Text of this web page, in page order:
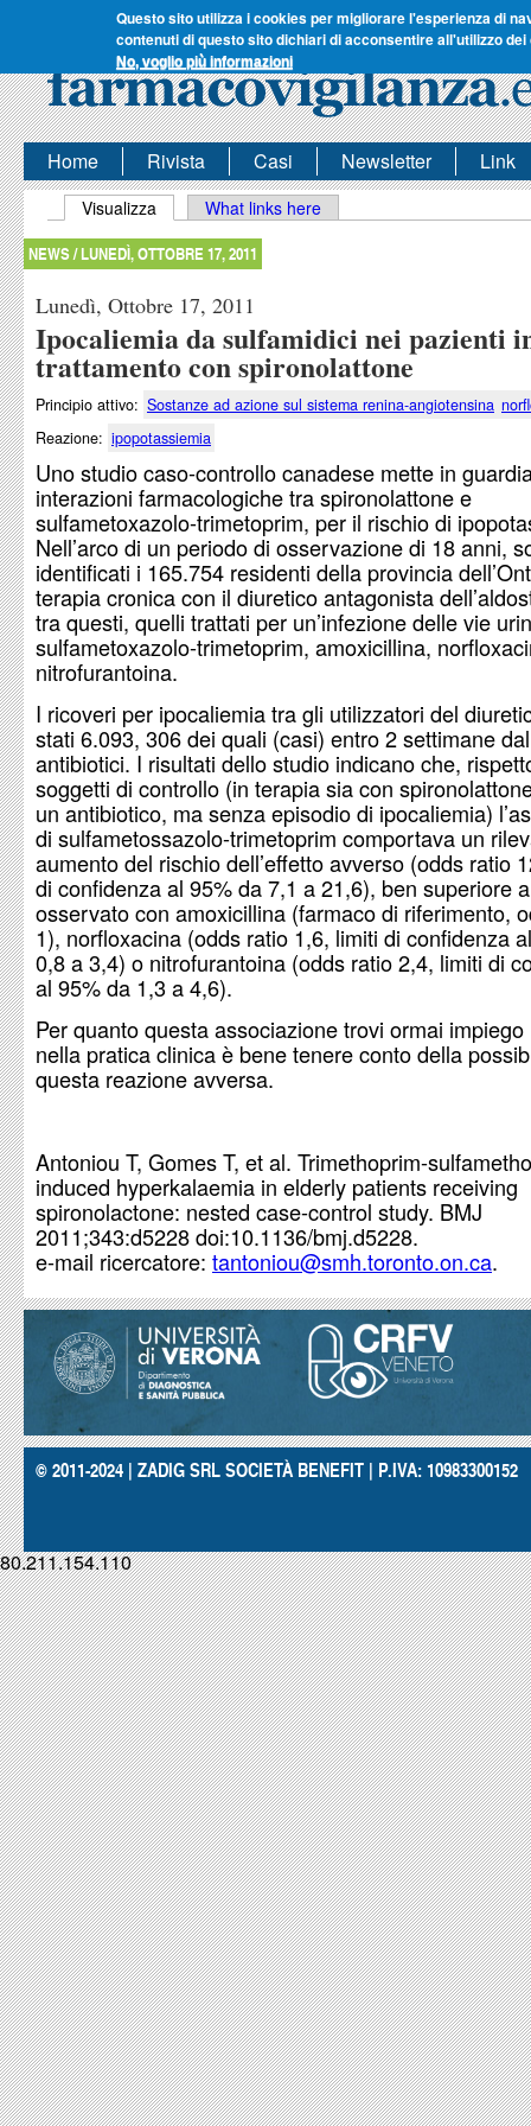
Questo sito utilizza i cookies per migliorare l'esperienza di
contenuti di questo sito dichiari di acconsentire all'utilizzo dei
No, voglio più informazioni
Home Rivista Casi Newsletter Link
Schede primarie
Visualizza (scheda attiva)
What links here
NEWS /LUNEDÌ, OTTOBRE 17, 2011
Lunedì, Ottobre 17, 2011
Ipocaliemia da sulfamidici nei pazienti
trattamento con spironolattone
Principio attivo: Sostanze ad azione sul sistema renina-angiotensina
Reazione: ipopotassiemia
Uno studio caso-controllo canadese mette in
interazioni farmacologiche tra spironolattone e
sulfametoxazolo-trimetoprim, per il rischio di
Nell’arco di un periodo di osservazione di 18 anni,
identificati i 165.754 residenti della provincia
terapia cronica con il diuretico antagonista
tra questi, quelli trattati per un’infezione delle vie
sulfametoxazolo-trimetoprim, amoxicillina,
nitrofurantoina.
I ricoveri per ipocaliemia tra gli utilizzatori del
stati 6.093, 306 dei quali (casi) entro 2 settimane
antibiotici. I risultati dello studio indicano che,
soggetti di controllo (in terapia sia con
un antibiotico, ma senza episodio di ipocaliemia)
di sulfametossazolo-trimetoprim comportava un
aumento del rischio dell’effetto avverso (odds ratio
di confidenza al 95% da 7,1 a 21,6), ben superiore
osservato con amoxicillina (farmaco di riferimento,
1), norfloxacina (odds ratio 1,6, limiti di confidenza
0,8 a 3,4) o nitrofurantoina (odds ratio 2,4, limiti di
al 95% da 1,3 a 4,6).
Per quanto questa associazione trovi ormai
nella pratica clinica è bene tenere conto della
questa reazione avversa.
Antoniou T, Gomes T, et al. Trimethoprim-
induced hyperkalaemia in elderly patients receiving
spironolactone: nested case-control study. BMJ
2011;343:d5228 doi:10.1136/bmj.d5228.
e-mail ricercatore: tantoniou@smh.toronto.on.ca.
© 2011-2024 | ZADIG SRL SOCIETÀ BENEFIT | P.IVA: 10983300152
80.211.154.110